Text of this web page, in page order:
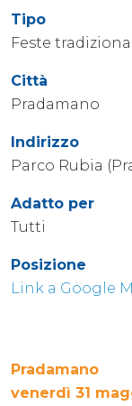
Tipo
Feste
Città
Pradamano
Indirizzo
Parco Rubia
Adatto per
Tutti
Posizione
Link a Google
Pradamano
venerdì 31